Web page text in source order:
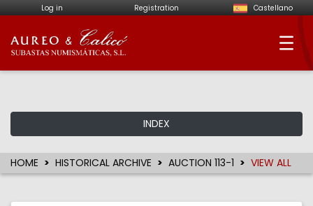
Log in Registration Castellano
Aureo & Calicó -
INDEX
HOME HISTORICAL ARCHIVE AUCTION 113-1 VIEW ALL